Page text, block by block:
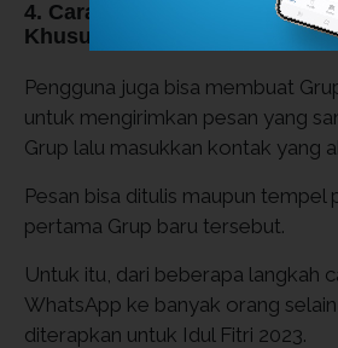
4. Cara kirim pesan
Khusus
Pengguna juga bisa membuat
untuk mengirimkan pesan yang
Grup lalu masukkan kontak yang
Pesan bisa ditulis maupun tempel
pertama Grup baru tersebut.
Untuk itu, dari beberapa langkah
WhatsApp ke banyak orang
diterapkan untuk Idul Fitri 2023.